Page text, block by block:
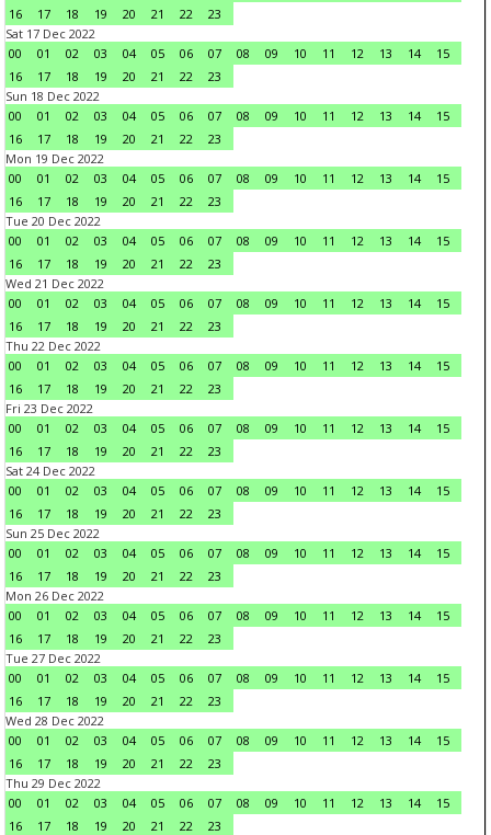
16
17 18 19 20 21 22
23
Sat 17 Dec 2022
00
01 02 03 04 05 06 07 08 09 10 11 12 13 14
15
16
17 18 19 20 21 22
23
Sun 18 Dec 2022
00
01 02 03 04 05 06 07 08 09 10 11 12 13 14
15
16
17 18 19 20 21 22
23
Mon 19 Dec 2022
00
01 02 03 04 05 06 07 08 09 10 11 12 13 14
15
16
17 18 19 20 21 22
23
Tue 20 Dec 2022
00
01 02 03 04 05 06 07 08 09 10 11 12 13 14
15
16
17 18 19 20 21 22
23
Wed 21 Dec 2022
00
01 02 03 04 05 06 07 08 09 10 11 12 13 14
15
16
17 18 19 20 21 22
23
Thu 22 Dec 2022
00
01 02 03 04 05 06 07 08 09 10 11 12 13 14
15
16
17 18 19 20 21 22
23
Fri 23 Dec 2022
00
01 02 03 04 05 06 07 08 09 10 11 12 13 14
15
16
17 18 19 20 21 22
23
Sat 24 Dec 2022
00
01 02 03 04 05 06 07 08 09 10 11 12 13 14
15
16
17 18 19 20 21 22
23
Sun 25 Dec 2022
00
01 02 03 04 05 06 07 08 09 10 11 12 13 14
15
16
17 18 19 20 21 22
23
Mon 26 Dec 2022
00
01 02 03 04 05 06 07 08 09 10 11 12 13 14
15
16
17 18 19 20 21 22
23
Tue 27 Dec 2022
00
01 02 03 04 05 06 07 08 09 10 11 12 13 14
15
16
17 18 19 20 21 22
23
Wed 28 Dec 2022
00
01 02 03 04 05 06 07 08 09 10 11 12 13 14
15
16
17 18 19 20 21 22
23
Thu 29 Dec 2022
00
01 02 03 04 05 06 07 08 09 10 11 12 13 14
15
16
17 18 19 20 21 22
23